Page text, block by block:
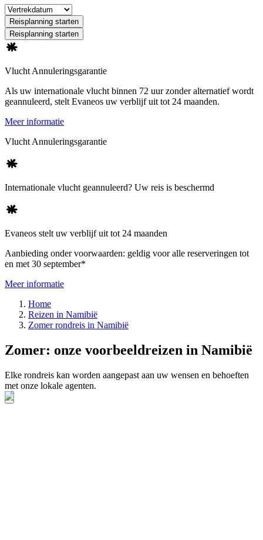
Reisplanning starten
Reisplanning starten
Vlucht Annuleringsgarantie
Als uw internationale vlucht binnen 72 uur zonder alternatief wordt
geannuleerd, stelt Evaneos uw verblijf uit tot 24 maanden.
Meer informatie
Vlucht Annuleringsgarantie
Internationale vlucht geannuleerd? Uw reis is beschermd
Evaneos stelt uw verblijf uit tot 24 maanden
Aanbieding onder voorwaarden: geldig voor alle reserveringen tot
en met 30 september*
Meer informatie
Home
Reizen in Namibië
Zomer rondreis in Namibië
Zomer: onze voorbeeldreizen in Namibië
Elke rondreis kan worden aangepast aan uw wensen en behoeften
met onze lokale agenten.